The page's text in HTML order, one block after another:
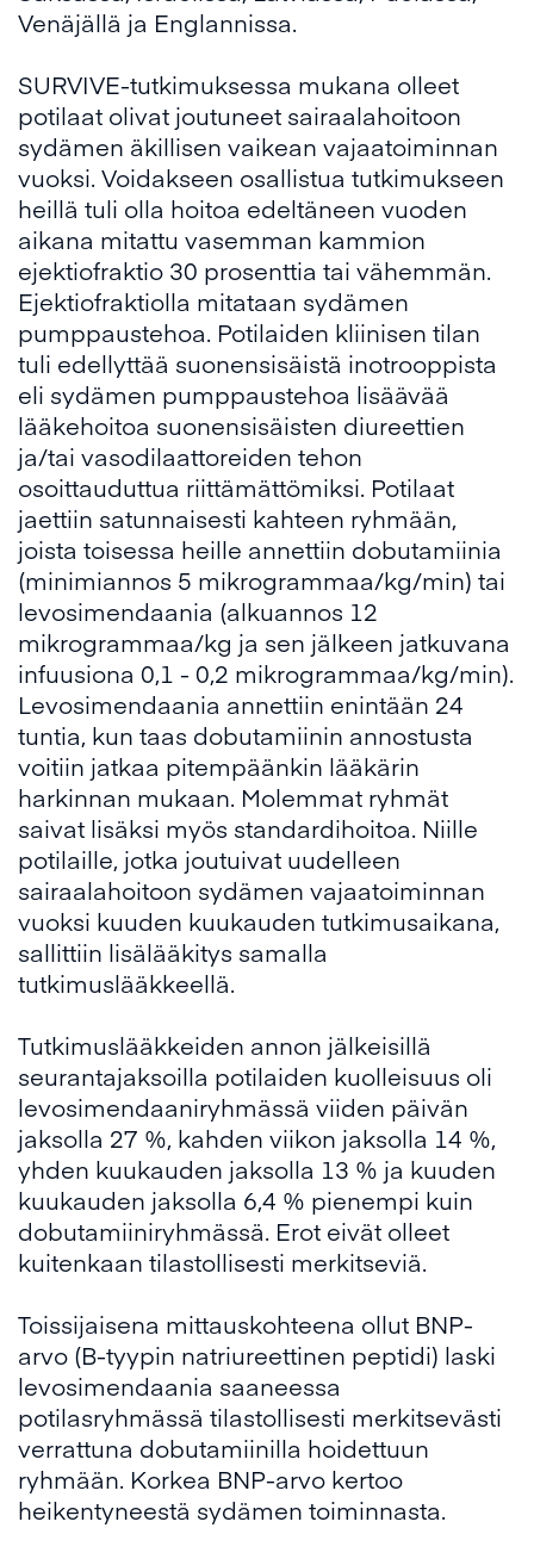
Venäjällä ja Englannissa.
SURVIVE-tutkimuksessa mukana olleet
potilaat olivat joutuneet sairaalahoitoon
sydämen äkillisen vaikean vajaatoiminnan
vuoksi. Voidakseen osallistua tutkimukseen
heillä tuli olla hoitoa edeltäneen vuoden
aikana mitattu vasemman kammion
ejektiofraktio 30 prosenttia tai vähemmän.
Ejektiofraktiolla mitataan sydämen
pumppaustehoa. Potilaiden kliinisen tilan
tuli edellyttää suonensisäistä inotrooppista
eli sydämen pumppaustehoa lisäävää
lääkehoitoa suonensisäisten diureettien
ja/tai vasodilaattoreiden tehon
osoittauduttua riittämättömiksi. Potilaat
jaettiin satunnaisesti kahteen ryhmään,
joista toisessa heille annettiin dobutamiinia
(minimiannos 5 mikrogrammaa/kg/min) tai
levosimendaania (alkuannos 12
mikrogrammaa/kg ja sen jälkeen jatkuvana
infuusiona 0,1 - 0,2 mikrogrammaa/kg/min).
Levosimendaania annettiin enintään 24
tuntia, kun taas dobutamiinin annostusta
voitiin jatkaa pitempäänkin lääkärin
harkinnan mukaan. Molemmat ryhmät
saivat lisäksi myös standardihoitoa. Niille
potilaille, jotka joutuivat uudelleen
sairaalahoitoon sydämen vajaatoiminnan
vuoksi kuuden kuukauden tutkimusaikana,
sallittiin lisälääkitys samalla
tutkimuslääkkeellä.
Tutkimuslääkkeiden annon jälkeisillä
seurantajaksoilla potilaiden kuolleisuus oli
levosimendaaniryhmässä viiden päivän
jaksolla 27 %, kahden viikon jaksolla 14 %,
yhden kuukauden jaksolla 13 % ja kuuden
kuukauden jaksolla 6,4 % pienempi kuin
dobutamiiniryhmässä. Erot eivät olleet
kuitenkaan tilastollisesti merkitseviä.
Toissijaisena mittauskohteena ollut BNP-
arvo (B-tyypin natriureettinen peptidi) laski
levosimendaania saaneessa
potilasryhmässä tilastollisesti merkitsevästi
verrattuna dobutamiinilla hoidettuun
ryhmään. Korkea BNP-arvo kertoo
heikentyneestä sydämen toiminnasta.